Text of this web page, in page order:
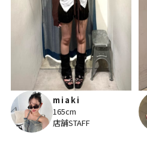
miaki
165cm
店舗STAFF